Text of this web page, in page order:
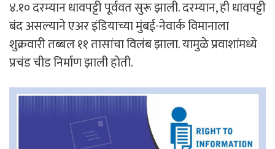
४.१० दरम्यान धावपट्टी पूर्ववत सुरू झाली. दरम्यान, ही धावपट्टी
बंद असल्याने एअर इंडियाच्या मुंबई-नेवार्क विमानाला
शुक्रवारी तब्बल ११ तासांचा विलंब झाला. यामुळे प्रवाशांमध्ये
प्रचंड चीड निर्माण झाली होती.